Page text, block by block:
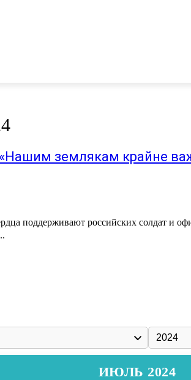
землякам крайне
поддерживают российских солдат и
ИЮЛЬ 2024